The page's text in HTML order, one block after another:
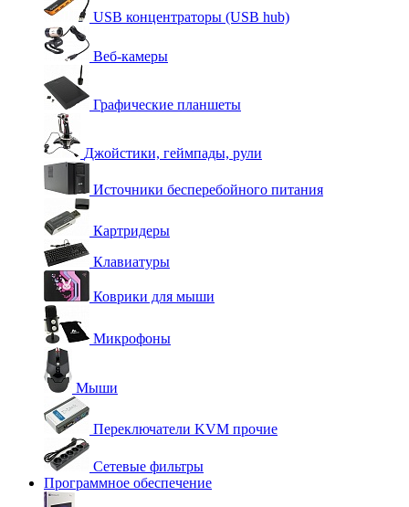
USB концентраторы (USB hub)
Веб-камеры
Графические планшеты
Джойстики, геймпады, рули
Источники бесперебойного питания
Картридеры
Клавиатуры
Коврики для мыши
Микрофоны
Мыши
Переключатели KVM прочие
Сетевые фильтры
Программное обеспечение